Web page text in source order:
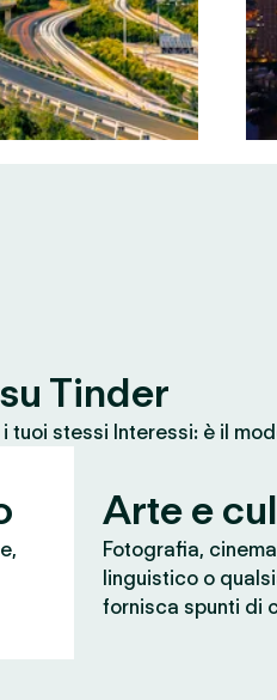
Tinder
tuoi stessi Interessi: è il
Arte e
Fotografia,
linguistico o
fornisca spunti di